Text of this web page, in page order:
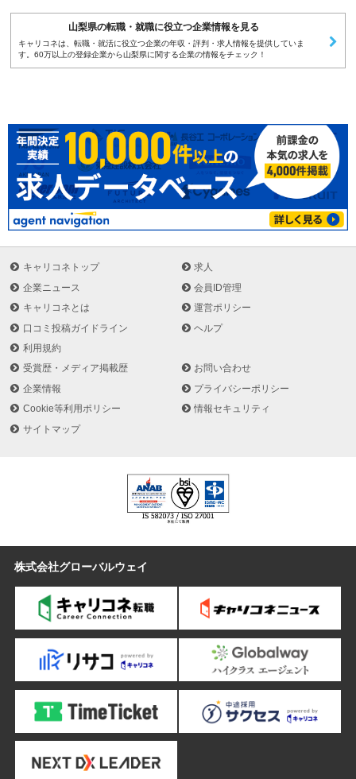
山梨県の転職・就職に役立つ企業情報を見る
キャリコネは、転職・就活に役立つ企業の年収・評判・求人情報を提供していま
す。60万以上の登録企業から山梨県に関する企業の情報をチェック！
キャリコネトップ
求人
企業ニュース
会員ID管理
キャリコネとは
運営ポリシー
口コミ投稿ガイドライン
ヘルプ
利用規約
受賞歴・メディア掲載歴
お問い合わせ
企業情報
プライバシーポリシー
Cookie等利用ポリシー
情報セキュリティ
サイトマップ
株式会社グローバルウェイ